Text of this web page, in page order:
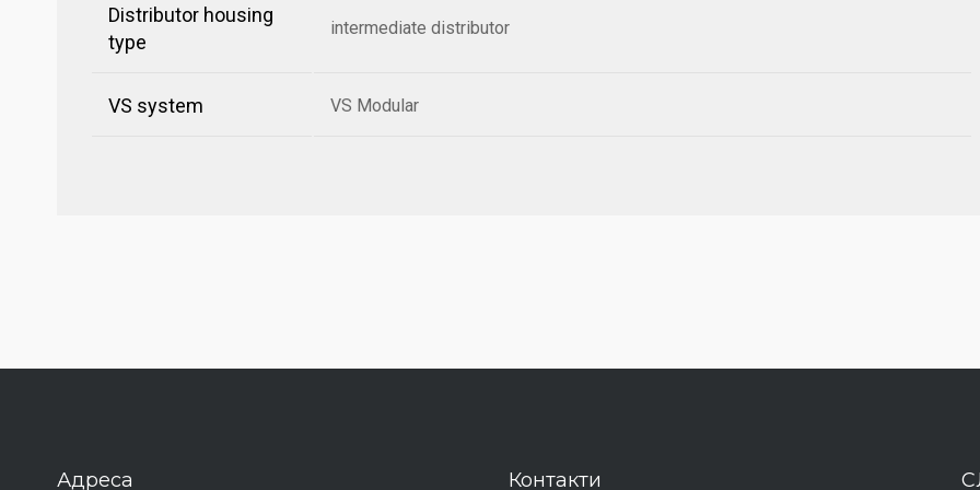
Distributor housing
type
intermediate distributor
VS system VS Modular
Адреса Контакти